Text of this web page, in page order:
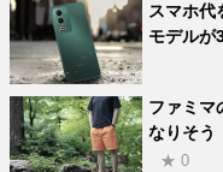
スマホ代
モデルが
ファミマ
なりそう
★ 0